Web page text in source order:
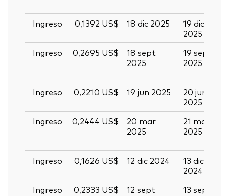
Ingreso
0,1392 US$ 18 dic 2025
19 dic
2025
Ingreso
0,2695 US$
18 sept
2025
19 sept
2025
Ingreso
0,2210 US$ 19 jun 2025
20 jun
2025
Ingreso
0,2444 US$
20 mar
2025
21 mar
2025
Ingreso
0,1626 US$ 12 dic 2024
13 dic
2024
Ingreso
0,2333 US$
12 sept
13 sept